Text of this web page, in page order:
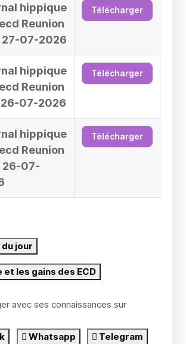
hippique
Reunion
27-07-2026
Télécharger
hippique
Reunion
26-07-2026
Télécharger
hippique
Reunion
26-07-
Télécharger
jour
les gains des ECD
avec ses connaissances sur
Whatsapp Telegram